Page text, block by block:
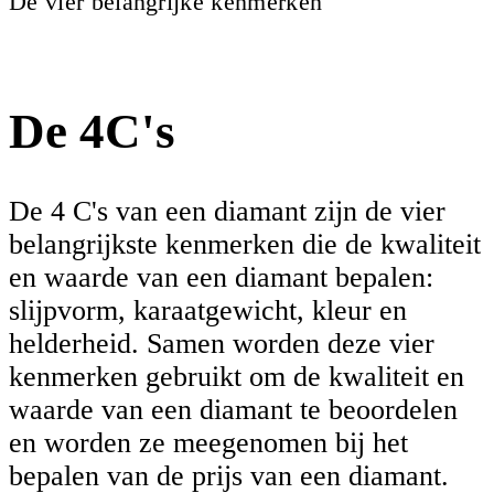
De 4C's
De 4 C's van een diamant zijn de vier
belangrijkste kenmerken die de kwaliteit
en waarde van een diamant bepalen:
slijpvorm, karaatgewicht, kleur en
helderheid. Samen worden deze vier
kenmerken gebruikt om de kwaliteit en
waarde van een diamant te beoordelen
en worden ze meegenomen bij het
bepalen van de prijs van een diamant.